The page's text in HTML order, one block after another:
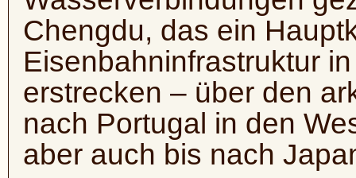
Chengdu, das ein
Eisenbahninfrastruktur
erstrecken – über den
nach Portugal in den
aber auch bis nach